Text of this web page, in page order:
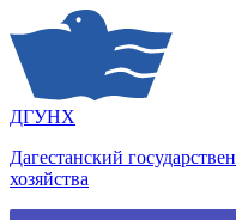
ДГУНХ
Дагестанский
хозяйства